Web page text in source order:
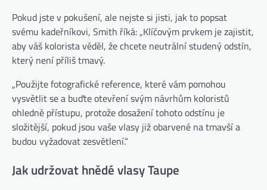
Pokud jste v pokušení, ale nejste si jisti, jak to popsat
svému kadeřníkovi, Smith říká: „Klíčovým prvkem je zajistit,
aby váš kolorista věděl, že chcete neutrální studený odstín,
který není příliš tmavý.
„Použijte fotografické reference, které vám pomohou
vysvětlit se a buďte otevření svým návrhům koloristů
ohledně přístupu, protože dosažení tohoto odstínu je
složitější, pokud jsou vaše vlasy již obarvené na tmavší a
budou vyžadovat zesvětlení.“
Jak udržovat hnědé vlasy Taupe